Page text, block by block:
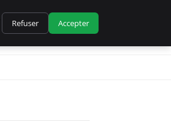
Refuser Accepter